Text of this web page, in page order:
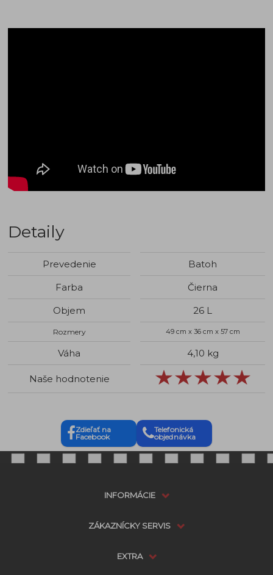
Detaily
Prevedenie
Batoh
Farba
Čierna
Objem
26 L
Rozmery 49 cm x 36 cm x 57 cm
Váha 4,10 kg
Naše hodnotenie
Zdieľať na
Facebook
Telefonická
objednávka
INFORMÁCIE
ZÁKAZNÍCKY SERVIS
EXTRA